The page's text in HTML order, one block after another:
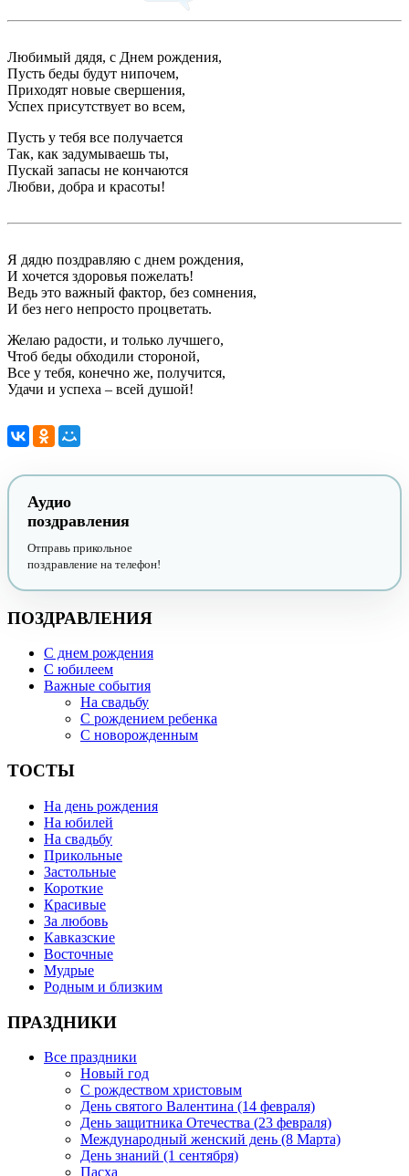
Любимый дядя, с Днем рождения,
Пусть беды будут нипочем,
Приходят новые свершения,
Успех присутствует во всем,
Пусть у тебя все получается
Так, как задумываешь ты,
Пускай запасы не кончаются
Любви, добра и красоты!
Я дядю поздравляю с днем рождения,
И хочется здоровья пожелать!
Ведь это важный фактор, без сомнения,
И без него непросто процветать.
Желаю радости, и только лучшего,
Чтоб беды обходили стороной,
Все у тебя, конечно же, получится,
Удачи и успеха – всей душой!
Аудио
поздравления
Отправь прикольное
поздравление на телефон!
ПОЗДРАВЛЕНИЯ
С днем рождения
С юбилеем
Важные события
На свадьбу
С рождением ребенка
С новорожденным
ТОСТЫ
На день рождения
На юбилей
На свадьбу
Прикольные
Застольные
Короткие
Красивые
За любовь
Кавказские
Восточные
Мудрые
Родным и близким
ПРАЗДНИКИ
Все праздники
Новый год
С рождеством христовым
День святого Валентина (14 февраля)
День защитника Отечества (23 февраля)
Международный женский день (8 Марта)
День знаний (1 сентября)
Пасха